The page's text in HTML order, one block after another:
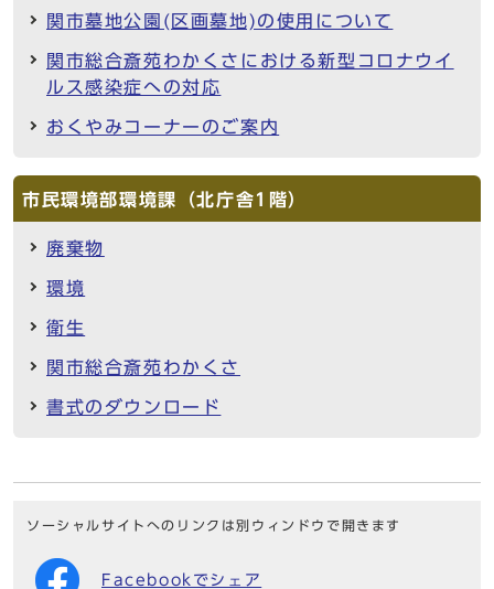
関市墓地公園(区画墓地)の使用について
関市総合斎苑わかくさにおける新型コロナウイ
ルス感染症への対応
おくやみコーナーのご案内
市民環境部環境課（北庁舎1階）
廃棄物
環境
衛生
関市総合斎苑わかくさ
書式のダウンロード
ソーシャルサイトへのリンクは別ウィンドウで開きます
Facebookでシェア